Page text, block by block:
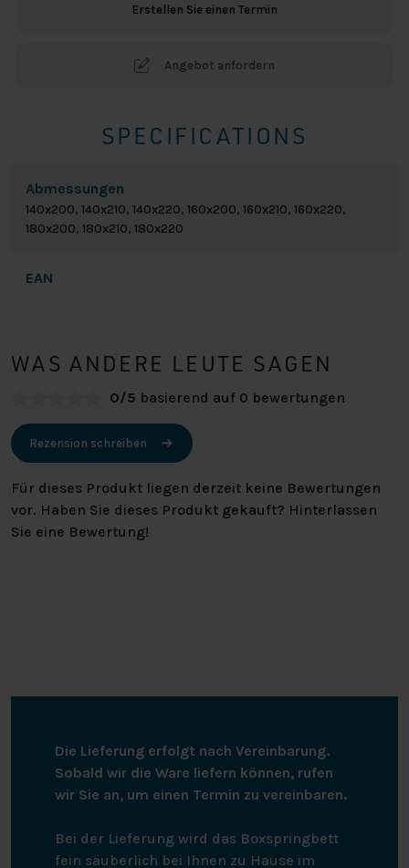
Erstellen Sie einen Termin
Angebot anfordern
SPECIFICATIONS
Abmessungen
140x200, 140x210, 140x220, 160x200, 160x210, 160x220,
180x200, 180x210, 180x220
EAN
WAS ANDERE LEUTE SAGEN
0/5 basierend auf 0 bewertungen
Rezension schreiben
Für dieses Produkt liegen derzeit keine Bewertungen
vor. Haben Sie dieses Produkt gekauft? Hinterlassen
Sie eine Bewertung!
Die Lieferung erfolgt nach Vereinbarung.
Sobald wir die Ware liefern können, rufen
wir Sie an, um einen Termin zu vereinbaren.
Bei der Lieferung wird das Boxspringbett
fein säuberlich bei Ihnen zu Hause im